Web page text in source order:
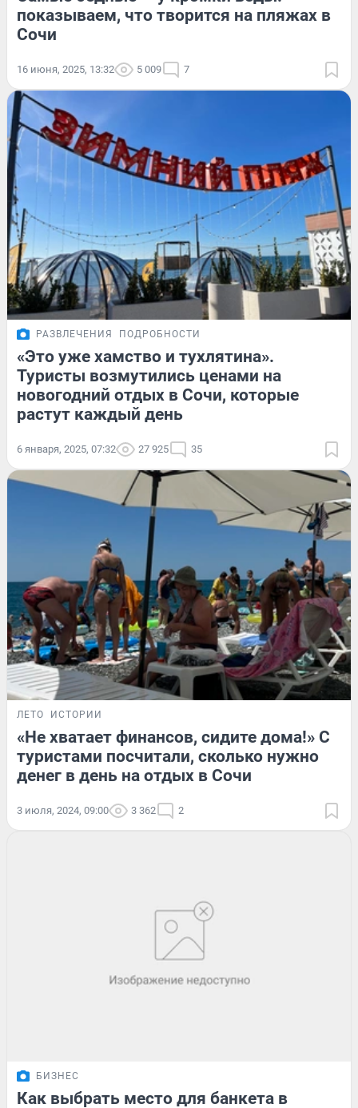
показываем, что творится на пляжах в
Сочи
16 июня, 2025, 13:32 5 009 7
РАЗВЛЕЧЕНИЯ ПОДРОБНОСТИ
«Это уже хамство и тухлятина».
Туристы возмутились ценами на
новогодний отдых в Сочи, которые
растут каждый день
6 января, 2025, 07:32 27 925 35
ЛЕТО ИСТОРИИ
«Не хватает финансов, сидите дома!» С
туристами посчитали, сколько нужно
денег в день на отдых в Сочи
3 июля, 2024, 09:00 3 362 2
БИЗНЕС
Как выбрать место для банкета в